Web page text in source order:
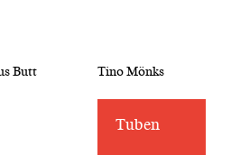
Butt Tino Mönks
Tuben